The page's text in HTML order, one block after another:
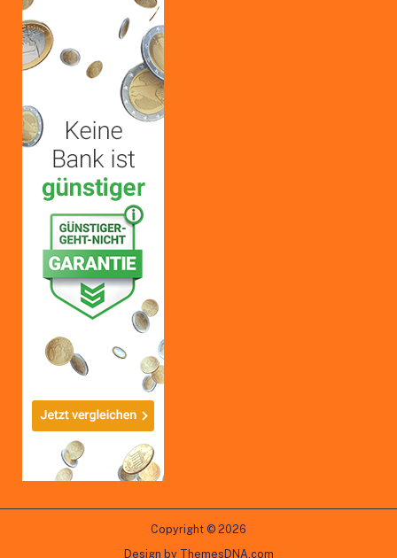
Copyright © 2026
Design by ThemesDNA.com